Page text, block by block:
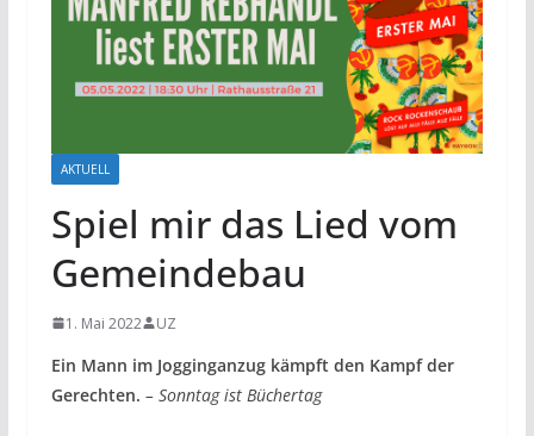
AKTUELL
Spiel mir das Lied vom
Gemeindebau
1. Mai 2022 UZ
Ein Mann im Jogginganzug kämpft den Kampf der
Gerechten. – Sonntag ist Büchertag